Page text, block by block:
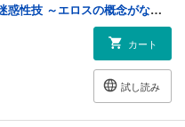
【単話版】転生領主の迷惑性技 ～エロスの概念がない世界で現代の知識を使ってみたら～（フルカラー） 第16話 父としての覚悟
カート
試し読み